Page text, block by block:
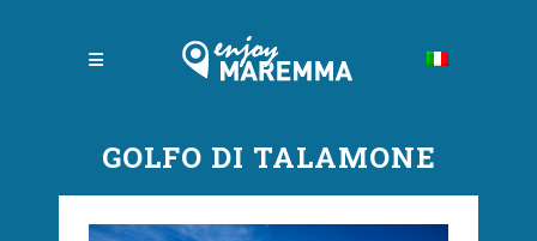
GOLFO DI TALAMONE